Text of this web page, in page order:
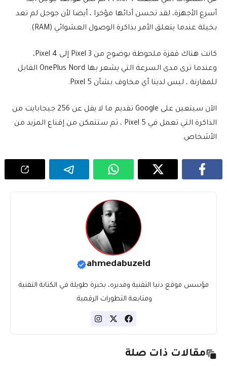
أسرع الأجهزة، لقد تحسن أدائها مؤخرا ، أيضا لأن جوجل لم تعد
بخيلة عندما يتعلق الأمر بذاكرة الوصول العشوائي (RAM).
كانت هناك قفزة ملحوظة بوضوح من Pixel 3 إلى Pixel 4،
وعندما ترى مدى السرعة التي يشعر بها OnePlus Nord القابل
للمقارنة ، ليس لدينا أي مخاوف بشأن Pixel 5.
الآن سيتعين على Google تقديم ما لا يقل عن 256 جيجابايت من
الذاكرة التي تعمل في Pixel 5 ، ثم ستتمكن من إقناع المزيد من
الأشخاص.
ahmedabuzeid
مؤسس موقع دنيا التقنية ومديره، بخبرة طويلة في الكتابة التقنية
ومتابعة التطورات الرقمية.
مقالات ذات صلة